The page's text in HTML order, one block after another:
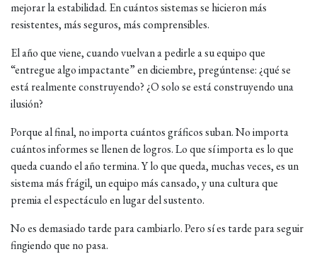
mejorar la estabilidad. En cuántos sistemas se hicieron más
resistentes, más seguros, más comprensibles.
El año que viene, cuando vuelvan a pedirle a su equipo que
“entregue algo impactante” en diciembre, pregúntense: ¿qué se
está realmente construyendo? ¿O solo se está construyendo una
ilusión?
Porque al final, no importa cuántos gráficos suban. No importa
cuántos informes se llenen de logros. Lo que sí importa es lo que
queda cuando el año termina. Y lo que queda, muchas veces, es un
sistema más frágil, un equipo más cansado, y una cultura que
premia el espectáculo en lugar del sustento.
No es demasiado tarde para cambiarlo. Pero sí es tarde para seguir
fingiendo que no pasa.